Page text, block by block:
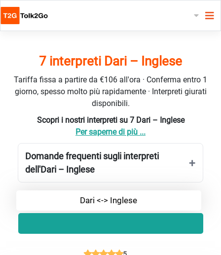
7 interpreti Dari – Inglese
Tariffa fissa a partire da €106 all'ora · Conferma entro 1
giorno, spesso molto più rapidamente · Interpreti giurati
disponibili.
Scopri i nostri interpreti su 7 Dari – Inglese
Per saperne di più ...
Domande frequenti sugli interpreti
dell'Dari – Inglese
Dari <-> Inglese